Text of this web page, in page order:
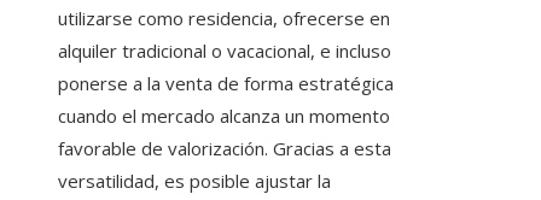
utilizarse como residencia, ofrecerse en
alquiler tradicional o vacacional, e incluso
ponerse a la venta de forma estratégica
cuando el mercado alcanza un momento
favorable de valorización. Gracias a esta
versatilidad, es posible ajustar la